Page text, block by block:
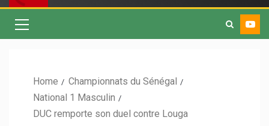
Home
Championnats du Sénégal
National 1 Masculin
DUC remporte son duel contre Louga